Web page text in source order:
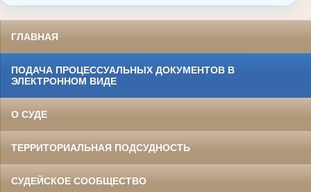
ГЛАВНАЯ
ПОДАЧА ПРОЦЕССУАЛЬНЫХ ДОКУМЕНТОВ В
ЭЛЕКТРОННОМ ВИДЕ
О СУДЕ
ТЕРРИТОРИАЛЬНАЯ ПОДСУДНОСТЬ
СУДЕЙСКОЕ СООБЩЕСТВО